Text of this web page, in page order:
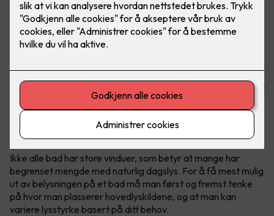
badet. I tillegg kan belysning heve det stilmessige uttrykket
1. Bruk dimbare downlights i taket
Ikke alle bad har store vinduer, som betyr at mange har
begrenset mengde med naturlig dagslys. For å få mest mulig
ut av belysningen på et bad må man først og fremst tenke
på hvor man plasserer hovedlyskildene, og at man kan
variere lysstyrke basert på ditt behov.